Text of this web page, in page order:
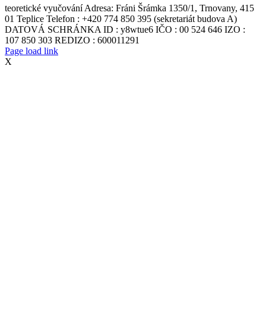
teoretické vyučování Adresa: Fráni Šrámka 1350/1, Trnovany, 415
01 Teplice Telefon : +420 774 850 395 (sekretariát budova A)
DATOVÁ SCHRÁNKA ID : y8wtue6 IČO : 00 524 646 IZO :
107 850 303 REDIZO : 600011291
Page load link
X